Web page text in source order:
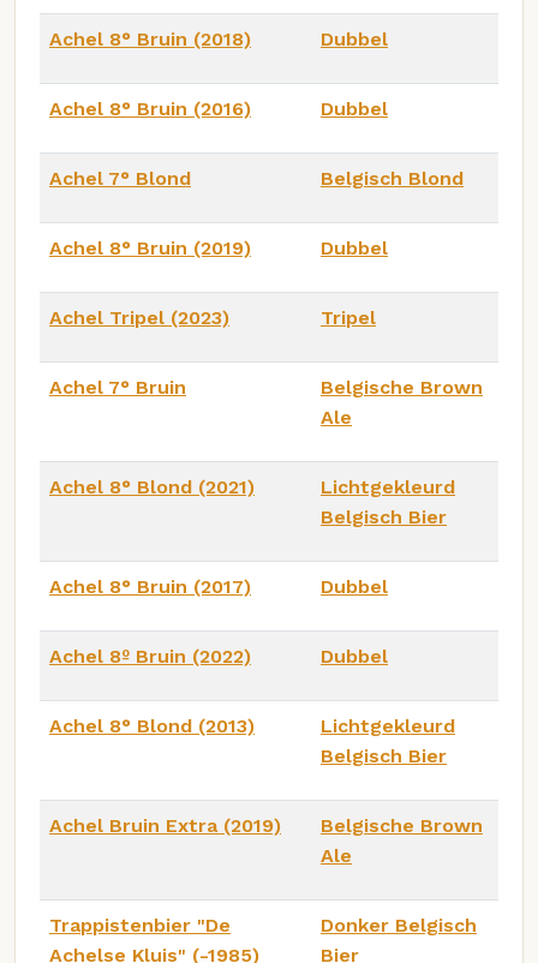
Achel 8° Bruin (2018) Dubbel
Achel 8° Bruin (2016) Dubbel
Achel 7° Blond Belgisch Blond
Achel 8° Bruin (2019) Dubbel
Achel Tripel (2023) Tripel
Achel 7° Bruin
Belgische Brown
Ale
Achel 8° Blond (2021)
Lichtgekleurd
Belgisch Bier
Achel 8° Bruin (2017) Dubbel
Achel 8º Bruin (2022) Dubbel
Achel 8° Blond (2013)
Lichtgekleurd
Belgisch Bier
Achel Bruin Extra (2019)
Belgische Brown
Ale
Trappistenbier "De
Achelse Kluis" (-1985)
Donker Belgisch
Bier